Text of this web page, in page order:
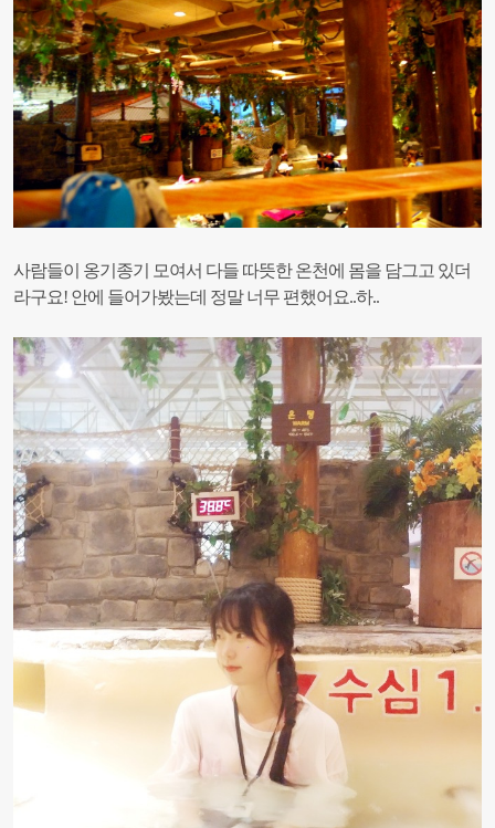
사람들이 옹기종기 모여서 다들 따뜻한 온천에 몸을 담그고 있더
라구요! 안에 들어가봤는데 정말 너무 편했어요..하..